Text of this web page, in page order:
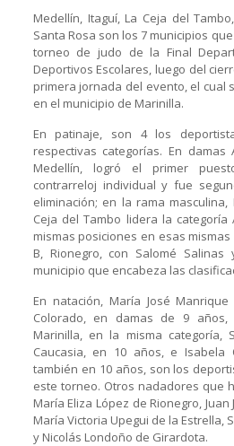
Medellín, Itaguí, La Ceja del
Santa Rosa son los 7 municipios
torneo de judo de la Final
Deportivos Escolares, luego del
primera jornada del evento, el cual
en el municipio de Marinilla.
En patinaje, son 4 los
respectivas categorías. En damas
Medellín, logró el primer
contrarreloj individual y fue
eliminación; en la rama masculina,
Ceja del Tambo lidera la
mismas posiciones en esas
B, Rionegro, con Salomé
municipio que encabeza las
En natación, María José
Colorado, en damas de 9 años,
Marinilla, en la misma categoría,
Caucasia, en 10 años, e Isabela
también en 10 años, son los
este torneo. Otros nadadores que
María Eliza López de Rionegro,
María Victoria Upegui de la Estrella,
y Nicolás Londoño de Girardota.